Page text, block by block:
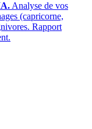
Analyse de vos
(capricorne,
Rapport